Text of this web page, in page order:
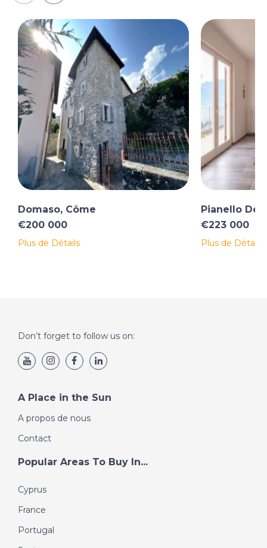
Domaso, Côme
€200 000
Plus de Détails
Pianello Del
€223 000
Plus de Détails
Don’t forget to follow us on:
A Place in the Sun
A propos de nous
Contact
Popular Areas To Buy In...
Cyprus
France
Portugal